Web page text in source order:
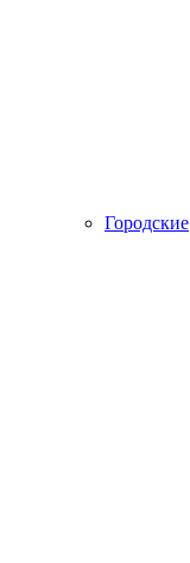
Городские